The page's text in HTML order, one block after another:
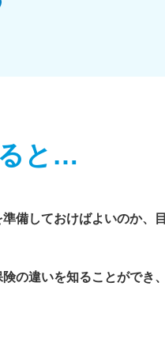
と…
備しておけばよいのか、目
の違いを知ることができ、